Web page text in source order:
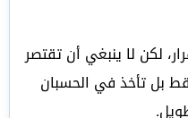
لكن لا ينبغي أن تقتصر
فقط بل تأخذ في الحسبان